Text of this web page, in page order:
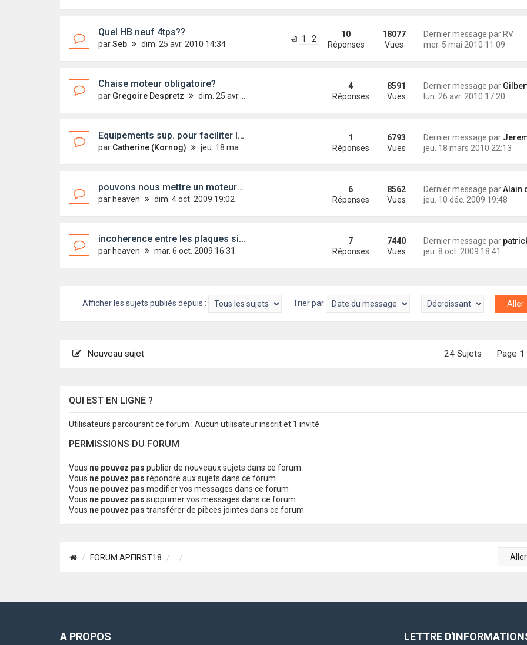
Quel HB neuf 4tps??
parSeb dim. 25 avr. 2010 14:34
Dernier message par RV.
mer. 5 mai 2010 11:09
10
Réponses
18077
Vues
1 2
Chaise moteur obligatoire?
par Gregoire Despretz dim. 25 avr. 2010 16:07
Dernier message par Gilbert (Dod &
lun. 26 avr. 2010 17:20
4
Réponses
8591
Vues
Equipements sup. pour faciliter la détection en mer
par Catherine (Kornog) jeu. 18 mars 2010 19:05
Dernier message par Jeremy
jeu. 18 mars 2010 22:13
1
Réponses
6793
Vues
pouvons nous mettre un moteur plus puissant que prévu ??
par heaven dim. 4 oct. 2009 19:02
Dernier message parAlain d 'Avel vat
jeu. 10 déc. 2009 19:48
6
Réponses
8562
Vues
incoherence entre les plaques signalétiques de nos bateaux??
par heaven mar. 6 oct. 2009 16:31
Dernier message par patrick
jeu. 8 oct. 2009 18:41
7
Réponses
7440
Vues
Afficher les sujets publiés depuis : Trier par
Nouveau sujet 24 Sujets Page 1
QUI EST EN LIGNE ?
Utilisateurs parcourant ce forum : Aucun utilisateur inscrit et 1 invité
PERMISSIONS DU FORUM
Vous ne pouvez pas publier de nouveaux sujets dans ce forum
Vous ne pouvez pas répondre aux sujets dans ce forum
Vous ne pouvez pas modifier vos messages dans ce forum
Vous ne pouvez pas supprimer vos messages dans ce forum
Vous ne pouvez pas transférer de pièces jointes dans ce forum
FORUM APFIRST18 Aller
A PROPOS LETTRE